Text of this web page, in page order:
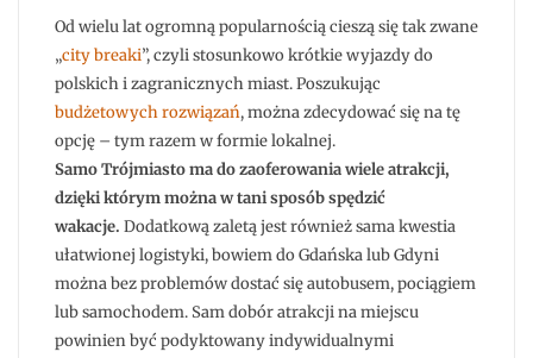
Od wielu lat ogromną popularnością cieszą się tak zwane
„city breaki”, czyli stosunkowo krótkie wyjazdy do
polskich i zagranicznych miast. Poszukując
budżetowych rozwiązań, można zdecydować się na tę
opcję – tym razem w formie lokalnej.
Samo Trójmiasto ma do zaoferowania wiele atrakcji,
dzięki którym można w tani sposób spędzić
wakacje. Dodatkową zaletą jest również sama kwestia
ułatwionej logistyki, bowiem do Gdańska lub Gdyni
można bez problemów dostać się autobusem, pociągiem
lub samochodem. Sam dobór atrakcji na miejscu
powinien być podyktowany indywidualnymi